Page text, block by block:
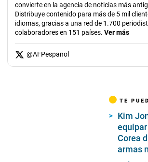
convierte en la agencia de noticias más
Distribuye contenido para más de 5 mil
idiomas, gracias a una red de 1.700
colaboradores en 151 países. Ver más
@AFPespanol
TE
Kim
Corea
armas